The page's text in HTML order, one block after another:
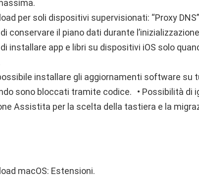
per soli dispositivi supervisionati: “Proxy
conservare il piano dati durante
installare app e libri su dispositivi iOS solo
installare gli aggiornamenti software su
sono bloccati tramite codice. • Possibilità di
Assistita per la scelta della tastiera e la
macOS: Estensioni.